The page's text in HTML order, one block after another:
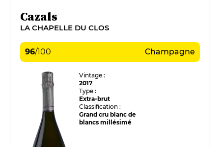
Cazals
LA CHAPELLE DU CLOS
96/100 Champagne
Vintage :
2017
Type :
Extra-brut
Classification :
Grand cru blanc de
blancs millésimé